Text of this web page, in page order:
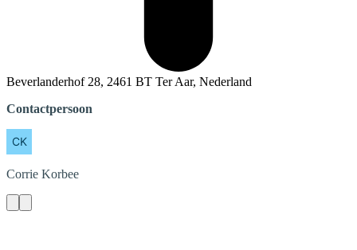
Beverlanderhof 28, 2461 BT Ter Aar, Nederland
Contactpersoon
Corrie Korbee